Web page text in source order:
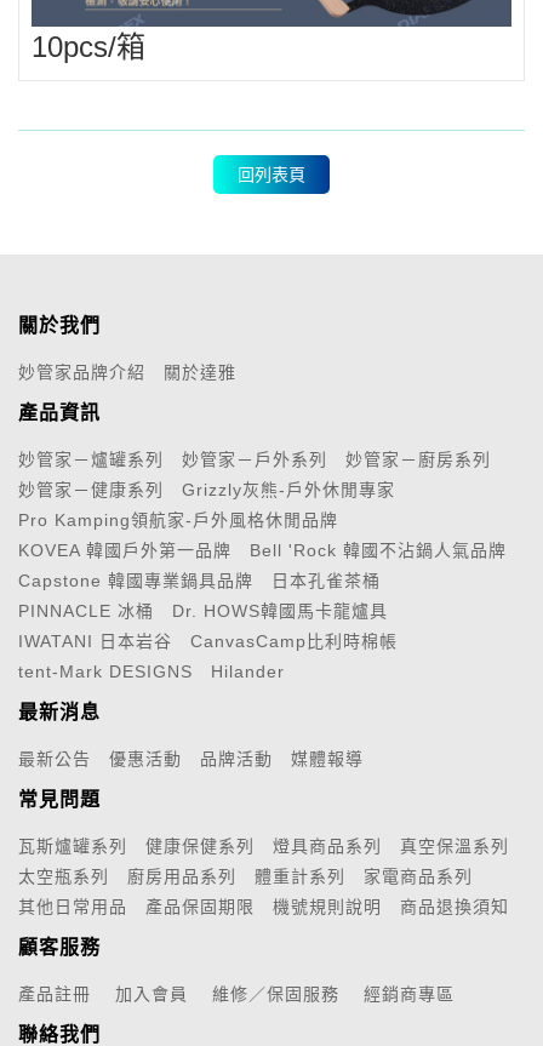
10pcs/箱
回列表頁
關於我們
妙管家品牌介紹 關於達雅
產品資訊
妙管家－爐罐系列 妙管家－戶外系列
妙管家－廚房系列
妙管家－健康系列
Grizzly灰熊-戶外休閒專家
Pro Kamping領航家-戶外風格休閒品牌
KOVEA 韓國戶外第一品牌
Bell 'Rock 韓國不沾鍋人氣品牌
Capstone 韓國專業鍋具品牌
日本孔雀茶桶
PINNACLE 冰桶
Dr. HOWS韓國馬卡龍爐具
IWATANI 日本岩谷
CanvasCamp比利時棉帳
tent-Mark DESIGNS
Hilander
最新消息
最新公告 優惠活動 品牌活動 媒體報導
常見問題
瓦斯爐罐系列 健康保健系列 燈具商品系列
真空保溫系列
太空瓶系列
廚房用品系列 體重計系列
家電商品系列
其他日常用品
產品保固期限 機號規則說明 商品退換須知
顧客服務
產品註冊 加入會員 維修／保固服務 經銷商專區
聯絡我們